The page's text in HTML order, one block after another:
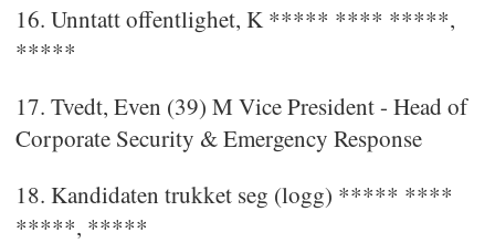
16. Unntatt offentlighet, K ***** **** *****,
*****
17. Tvedt, Even (39) M Vice President - Head of
Corporate Security & Emergency Response
18. Kandidaten trukket seg (logg) ***** ****
*****, *****